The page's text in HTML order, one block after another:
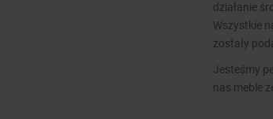
działanie
Wszystkie
zostały
Jesteśmy
nas meble